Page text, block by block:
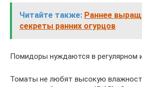
Читайте также: Раннее
секреты ранних огурцов
Помидоры нуждаются в регулярном
Томаты не любят высокую